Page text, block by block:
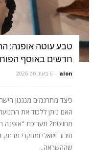
טבע עוטה אופנה:
חדשים באוסף
alon
- 6 באוגוסט 2026
כיצד מתרגמים מנגנון
האם ניתן ללכוד את
מחויטת? תערוכת "אופנה
חיבור ויזואלי ומחקרי
שההשראה...